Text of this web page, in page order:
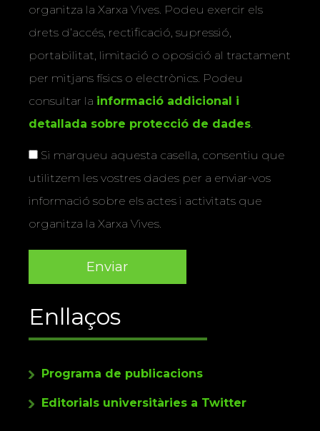
organitza la Xarxa Vives. Podeu exercir els
drets d’accés, rectificació, supressió,
portabilitat, limitació o oposició al tractament
per mitjans físics o electrònics. Podeu
consultar la informació addicional i
detallada sobre protecció de dades.
Si marqueu aquesta casella, consentiu que
utilitzem les vostres dades per a enviar-vos
informació sobre els actes i activitats que
organitza la Xarxa Vives.
Enllaços
Programa de publicacions
Editorials universitàries a Twitter